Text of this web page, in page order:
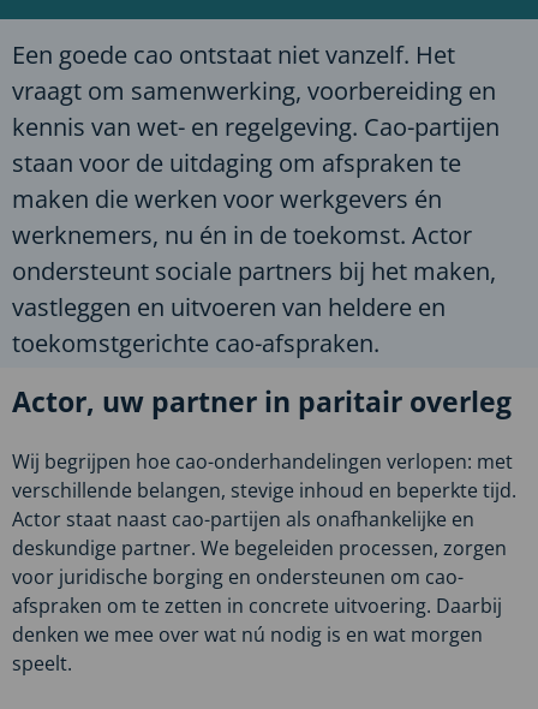
Een goede cao ontstaat niet vanzelf. Het
vraagt om samenwerking, voorbereiding en
kennis van wet- en regelgeving. Cao-partijen
staan voor de uitdaging om afspraken te
maken die werken voor werkgevers én
werknemers, nu én in de toekomst. Actor
ondersteunt sociale partners bij het maken,
vastleggen en uitvoeren van heldere en
toekomstgerichte cao-afspraken.
Actor, uw partner in paritair overleg
Wij begrijpen hoe cao-onderhandelingen verlopen: met
verschillende belangen, stevige inhoud en beperkte tijd.
Actor staat naast cao-partijen als onafhankelijke en
deskundige partner. We begeleiden processen, zorgen
voor juridische borging en ondersteunen om cao-
afspraken om te zetten in concrete uitvoering. Daarbij
denken we mee over wat nú nodig is en wat morgen
speelt.